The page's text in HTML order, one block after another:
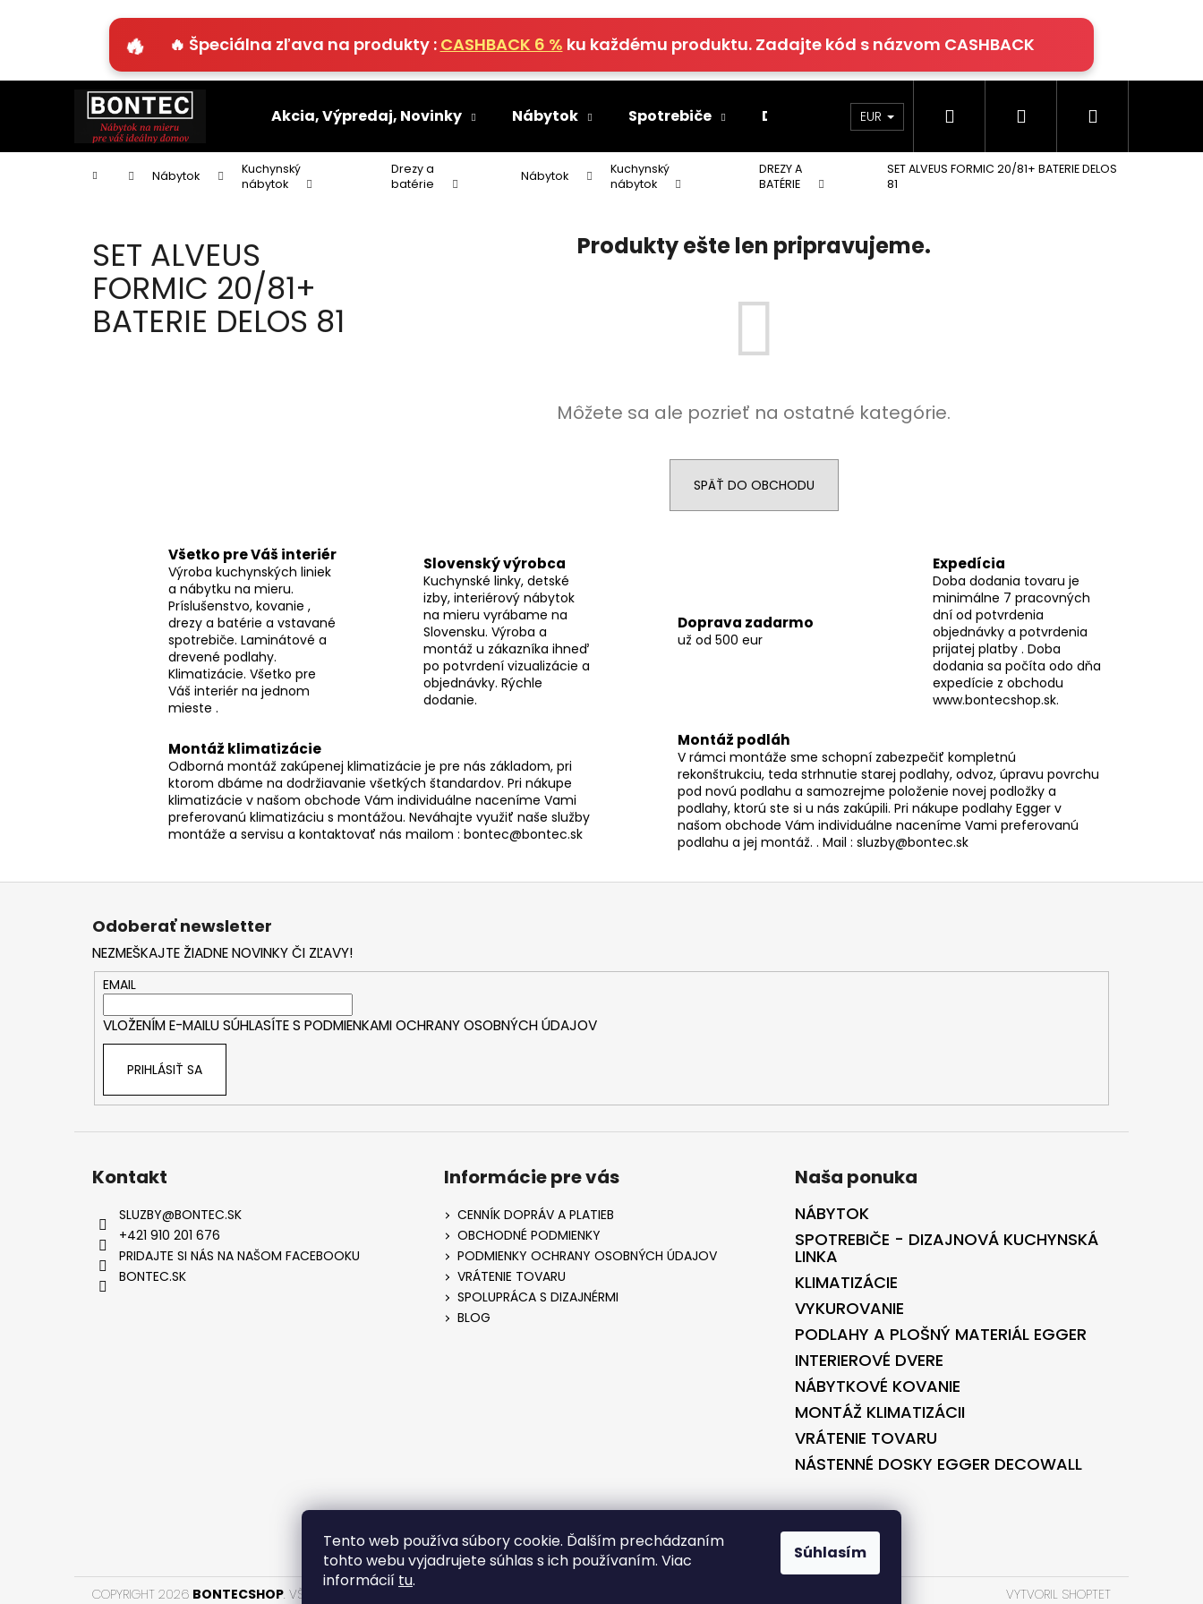
🔥 Špeciálna zľava na produkty : CASHBACK 6 % ku každému produktu. Zadajte kód s názvom CASHBACK
Tento web používa súbory cookie. Ďalším prechádzaním
tohto webu vyjadrujete súhlas s ich používaním. Viac
informácií tu.
Súhlasím
Akcia, Výpredaj, Novinky Nábytok Spotrebiče Dekorácie Klimatizácia Podlahy Egger
EUR Hľadať PrihlásenieNákupný
Domov Nábytok
Kuchynský
nábytok
Drezy a
batérie
Nábytok
Kuchynský
nábytok
DREZY A
BATÉRIE
SET ALVEUS FORMIC 20/81+ BATERIE DELOS
81
SET ALVEUS
FORMIC 20/81+
BATERIE DELOS 81
Produkty ešte len pripravujeme.
Môžete sa ale pozrieť na ostatné kategórie.
SPÄŤ DO OBCHODU
Všetko pre Váš interiér
Výroba kuchynských liniek
a nábytku na mieru.
Príslušenstvo, kovanie ,
drezy a batérie a vstavané
spotrebiče. Laminátové a
drevené podlahy.
Klimatizácie. Všetko pre
Váš interiér na jednom
mieste .
Slovenský výrobca
Kuchynské linky, detské
izby, interiérový nábytok
na mieru vyrábame na
Slovensku. Výroba a
montáž u zákazníka ihneď
po potvrdení vizualizácie a
objednávky. Rýchle
dodanie.
Doprava zadarmo
už od 500 eur
Expedícia
Doba dodania tovaru je
minimálne 7 pracovných
dní od potvrdenia
objednávky a potvrdenia
prijatej platby . Doba
dodania sa počíta odo dňa
expedície z obchodu
www.bontecshop.sk.
Montáž klimatizácie
Odborná montáž zakúpenej klimatizácie je pre nás základom, pri
ktorom dbáme na dodržiavanie všetkých štandardov. Pri nákupe
klimatizácie v našom obchode Vám individuálne naceníme Vami
preferovanú klimatizáciu s montážou. Neváhajte využiť naše služby
montáže a servisu a kontaktovať nás mailom : bontec@bontec.sk
Montáž podláh
V rámci montáže sme schopní zabezpečiť kompletnú
rekonštrukciu, teda strhnutie starej podlahy, odvoz, úpravu povrchu
pod novú podlahu a samozrejme položenie novej podložky a
podlahy, ktorú ste si u nás zakúpili. Pri nákupe podlahy Egger v
našom obchode Vám individuálne naceníme Vami preferovanú
podlahu a jej montáž. . Mail : sluzby@bontec.sk
í
obchodu
obchodu
HĽADAŤ
Odporúčame
Z
Odoberať newsletter
NEZMEŠKAJTE ŽIADNE NOVINKY ČI ZĽAVY!
EMAIL
VLOŽENÍM E-MAILU SÚHLASÍTE S PODMIENKAMI OCHRANY OSOBNÝCH ÚDAJOV
PRIHLÁSIŤ SA
Kontakt
SLUZBY@BONTEC.SK
+421 910 201 676
PRIDAJTE SI NÁS NA NAŠOM FACEBOOKU
BONTEC.SK
Informácie pre vás
CENNÍK DOPRÁV A PLATIEB
OBCHODNÉ PODMIENKY
PODMIENKY OCHRANY OSOBNÝCH ÚDAJOV
VRÁTENIE TOVARU
SPOLUPRÁCA S DIZAJNÉRMI
BLOG
Naša ponuka
NÁBYTOK
SPOTREBIČE - DIZAJNOVÁ KUCHYNSKÁ
LINKA
KLIMATIZÁCIE
VYKUROVANIE
PODLAHY A PLOŠNÝ MATERIÁL EGGER
INTERIEROVÉ DVERE
NÁBYTKOVÉ KOVANIE
MONTÁŽ KLIMATIZÁCII
VRÁTENIE TOVARU
NÁSTENNÉ DOSKY EGGER DECOWALL
VYTVORENÉ V SPOLUPRÁCI S KVALITNYESHOP.SK VYTVORENÉ V SPOLUPRÁCI S BONTEC.SK
VYTVORIL SHOPTET
COPYRIGHT 2026 BONTECSHOP. VŠETKY PRÁVA VYHRADENÉ.